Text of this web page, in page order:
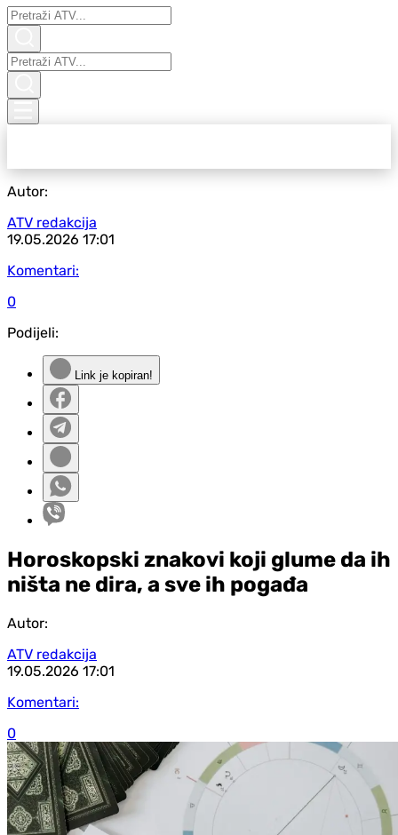
Autor:
ATV redakcija
19.05.2026 17:01
Komentari:
0
Podijeli:
Link je kopiran!
Horoskopski znakovi koji glume da ih
ništa ne dira, a sve ih pogađa
Autor:
ATV redakcija
19.05.2026 17:01
Komentari:
0